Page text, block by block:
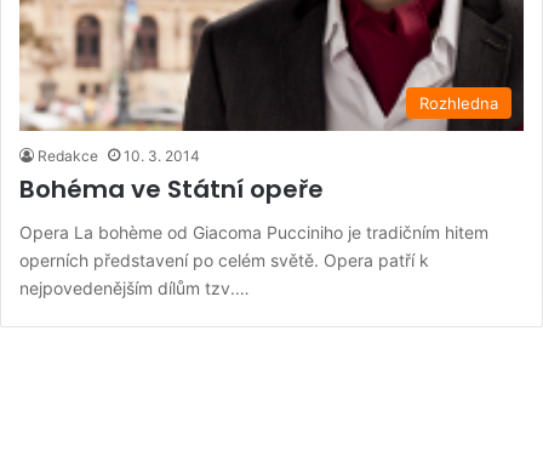
Rozhledna
Redakce 10. 3. 2014
Bohéma ve Státní opeře
Opera La bohème od Giacoma Pucciniho je tradičním hitem
operních představení po celém světě. Opera patří k
nejpovedenějším dílům tzv.…